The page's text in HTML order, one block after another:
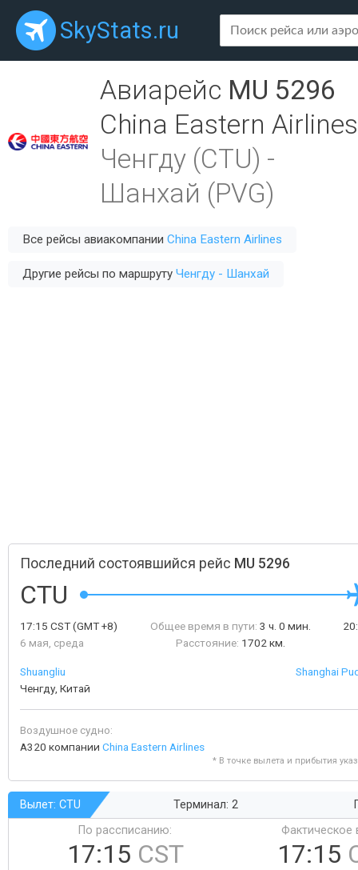
SkyStats.ru
Авиарейс MU 5296
China Eastern Airlines
Ченгду (CTU) -
Шанхай (PVG)
Все рейсы авиакомпании China Eastern Airlines
Другие рейсы по маршруту Ченгду - Шанхай
Последний состоявшийся рейс MU 5296
CTU
17:15 CST(GMT +8)
6 мая, среда
Общее время в пути: 3 ч. 0 мин.
Расстояние: 1702 км.
Shuangliu
Ченгду, Китай
Shanghai
Воздушное судно:
A320 компании China Eastern Airlines
* В точке вылета и прибытия
Вылет: CTU Терминал: 2
По рассписанию:
17:15 CST
Фактическое
17:15